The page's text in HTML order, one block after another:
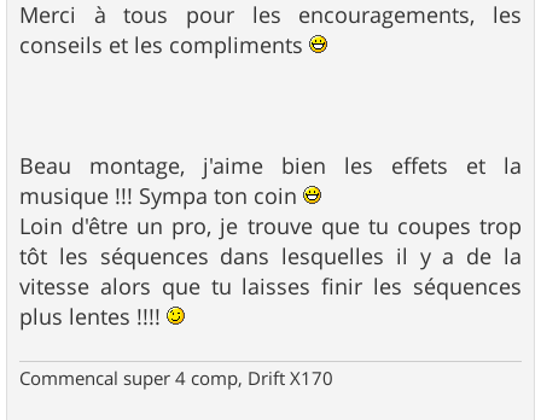
Merci à tous pour les encouragements, les
conseils et les compliments
Beau montage, j'aime bien les effets et la
musique !!! Sympa ton coin
Loin d'être un pro, je trouve que tu coupes trop
tôt les séquences dans lesquelles il y a de la
vitesse alors que tu laisses finir les séquences
plus lentes !!!!
Commencal super 4 comp, Drift X170